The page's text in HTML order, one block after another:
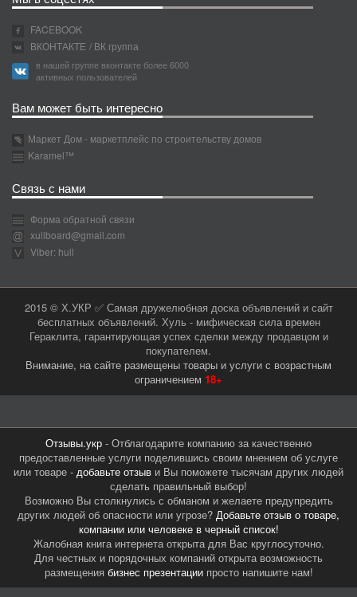
FACEBOOK
ВКОНТАКТЕ / ВК группа
в нашей группе вконтакте более 6000
активных пользователей
Вам может быть интересно
Маркет Дом - маркетплейс по строительству домов
Karamel™
Связь с нами
Форма обратной связи
xullboard@gmail.com
Viber: hull
2015 © Х.УКР ✅ Самая дружелюбная доска объявлений и сайт
бесплатных объявлений. Хуль - мифическая сила времен
Гераклита, гарантирующая успех сделки между продавцом и
покупателем.
Внимание, на сайте размещены товары и услуги с возрастным
ограничением 18+
Отзывы.укр - Отблагодарите компанию за качественно
предоставленные услуги поделившись своим мнением об услуге
или товаре - добавьте отзыв и Вы поможете тысячам других людей
сделать правильный выбор!
Возможно Вы столкнулись с обманом и желаете предупредить
других людей об опасности или угрозе? Добавьте отзыв о товаре,
компании или человеке в черный список!
Жалобная книга интернета открыта для Вас круглосуточно.
Для честных и порядочных компаний открыта возможность
размещения бизнес презентациипросто напишите нам!